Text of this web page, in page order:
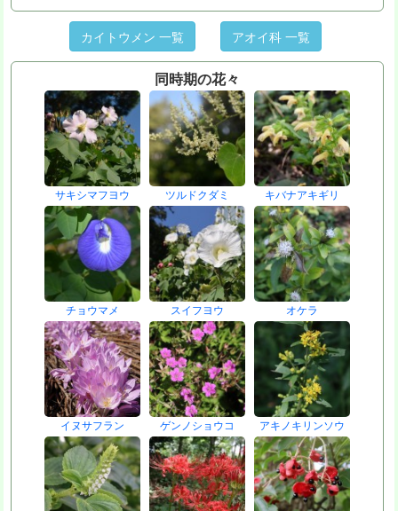
カイトウメン 一覧 アオイ科 一覧
同時期の花々
サキシマフヨウ ツルドクダミ キバナアキギリ
チョウマメ スイフヨウ オケラ
イヌサフラン ゲンノショウコ アキノキリンソウ